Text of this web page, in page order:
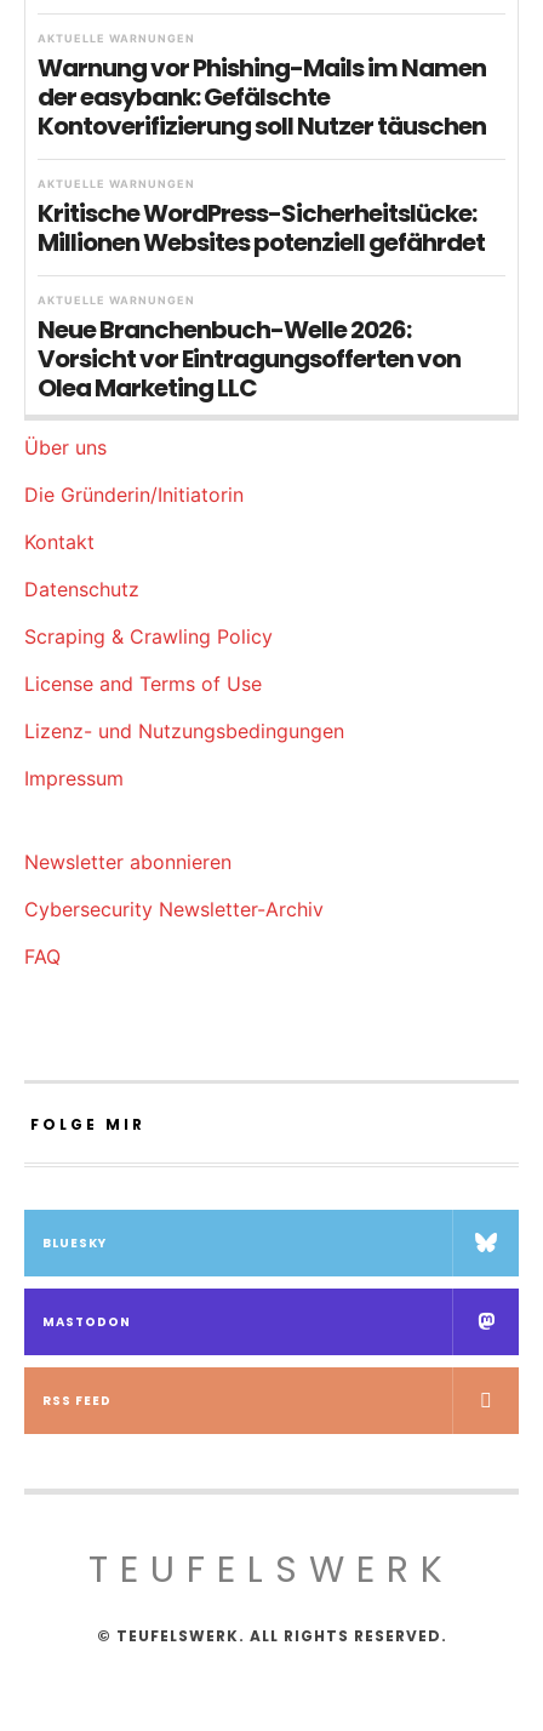
AKTUELLE WARNUNGEN
Warnung vor Phishing-Mails im Namen
der easybank: Gefälschte
Kontoverifizierung soll Nutzer täuschen
AKTUELLE WARNUNGEN
Kritische WordPress-Sicherheitslücke:
Millionen Websites potenziell gefährdet
AKTUELLE WARNUNGEN
Neue Branchenbuch-Welle 2026:
Vorsicht vor Eintragungsofferten von
Olea Marketing LLC
Über uns
Die Gründerin/Initiatorin
Kontakt
Datenschutz
Scraping & Crawling Policy
License and Terms of Use
Lizenz- und Nutzungsbedingungen
Impressum
Newsletter abonnieren
Cybersecurity Newsletter-Archiv
FAQ
FOLGE MIR
BLUESKY
MASTODON
RSS FEED
TEUFELSWERK
© TEUFELSWERK. ALL RIGHTS RESERVED.